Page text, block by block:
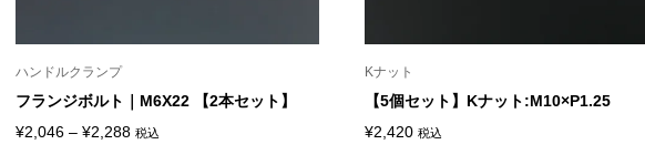
ハンドルクランプ
フランジボルト｜M6X22 【2本セット】
¥2,046 – ¥2,288価税込
Kナット
【5個セット】Kナット:M10×P1.25
¥2,420 税込